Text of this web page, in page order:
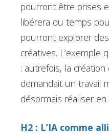
pourront être prises
libérera du temps
pourront explorer
créatives. L’exemple
: autrefois, la création
demandait un travail
désormais réaliser
H2 : L’IA comme